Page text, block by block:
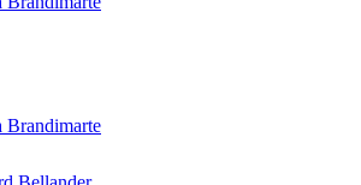
Brandimarte